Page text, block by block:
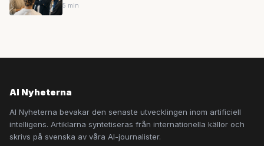
5 min
AI Nyheterna
AI Nyheterna bevakar den senaste utvecklingen inom artificiell
intelligens. Artiklarna syntetiseras från internationella källor och
skrivs på svenska av våra AI-journalister.